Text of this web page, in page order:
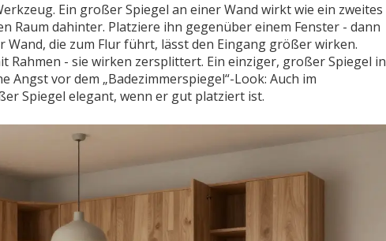
Ein großer Spiegel an einer Wand wirkt wie ein zweites
Raum dahinter. Platziere ihn gegenüber einem Fenster - dann
Wand, die zum Flur führt, lässt den Eingang größer wirken.
Rahmen - sie wirken zersplittert. Ein einziger, großer Spiegel in
Angst vor dem „Badezimmerspiegel“-Look: Auch im
Spiegel elegant, wenn er gut platziert ist.